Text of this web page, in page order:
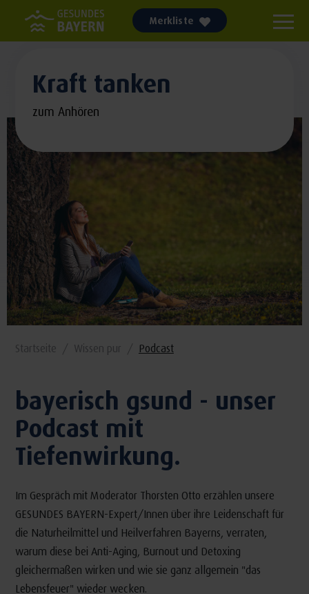
Merkliste
Kraft tanken
zum Anhören
Startseite Wissen pur Podcast
bayerisch gsund - unser
Podcast mit
Tiefenwirkung.
Im Gespräch mit Moderator Thorsten Otto erzählen unsere
GESUNDES BAYERN-Expert/Innen über ihre Leidenschaft für
die Naturheilmittel und Heilverfahren Bayerns, verraten,
warum diese bei Anti-Aging, Burnout und Detoxing
gleichermaßen wirken und wie sie ganz allgemein "das
Lebensfeuer" wieder wecken.